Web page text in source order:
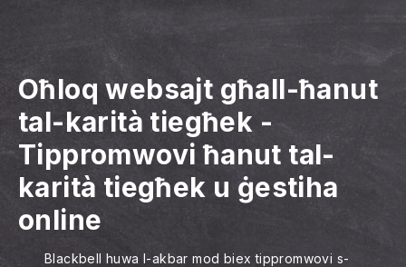
Oħloq websajt għall-ħanut
tal-karità tiegħek -
Tippromwovi ħanut tal-
karità tiegħek u ġestiha
online
Blackbell huwa l-akbar mod biex tippromwovi s-